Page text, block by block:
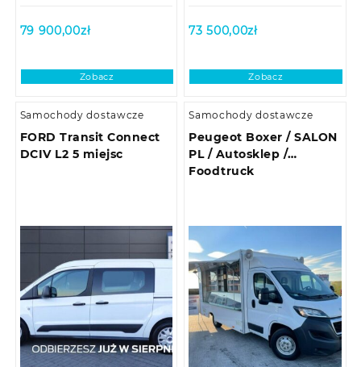
79 900,00zł
Zobacz
73 500,00zł
Zobacz
Samochody dostawcze
FORD Transit Connect
DCIV L2 5 miejsc
Samochody dostawcze
Peugeot Boxer / SALON
PL / Autosklep /
Foodtruck